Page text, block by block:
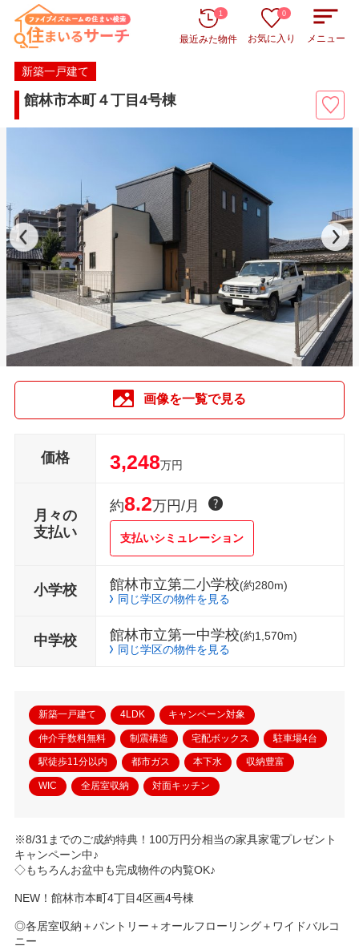
最近みた物件
1
お気に入り
0
メニュー
新築一戸建て
館林市本町４丁目4号棟
画像を一覧で見る
価格 3,248万円
月々の
支払い
約8.2万円/月
支払いシミュレーション
小学校 館林市立第二小学校(約280m)
同じ学区の物件を見る
中学校 館林市立第一中学校(約1,570m)
同じ学区の物件を見る
新築一戸建て 4LDK キャンペーン対象
仲介手数料無料 制震構造 宅配ボックス 駐車場4台
駅徒歩11分以内 都市ガス 本下水 収納豊富
WIC 全居室収納 対面キッチン
※8/31までのご成約特典！100万円分相当の家具家電プレゼント
キャンペーン中♪
◇もちろんお盆中も完成物件の内覧OK♪
NEW！館林市本町4丁目4区画4号棟
◎各居室収納＋パントリー＋オールフローリング＋ワイドバルコ
ニー